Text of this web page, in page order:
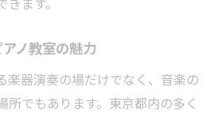
ノ教室の魅力
楽器演奏の場だけでなく、音楽の
所でもあります。東京都内の多く